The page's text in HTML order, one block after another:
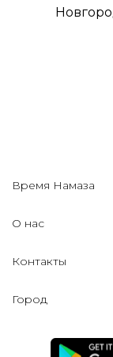
Время Намаза
О нас
Контакты
Город